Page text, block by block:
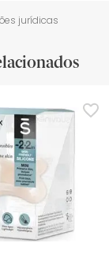
visual
não dispomos
não hesites
jurídicas